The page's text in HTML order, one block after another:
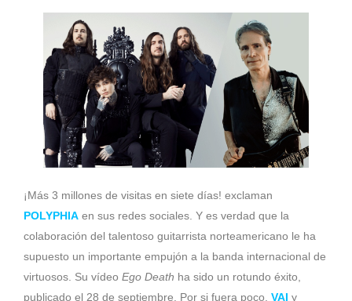
¡Más 3 millones de visitas en siete días! exclaman
POLYPHIA en sus redes sociales. Y es verdad que la
colaboración del talentoso guitarrista norteamericano le ha
supuesto un importante empujón a la banda internacional de
virtuosos. Su vídeo Ego Death ha sido un rotundo éxito,
publicado el 28 de septiembre. Por si fuera poco, VAI y